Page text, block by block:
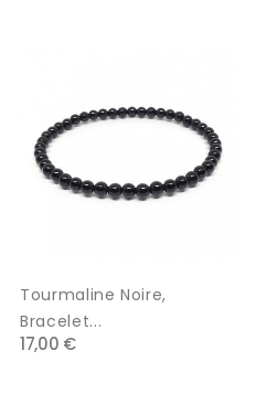
Tourmaline Noire,
Bracelet...
17,00 €